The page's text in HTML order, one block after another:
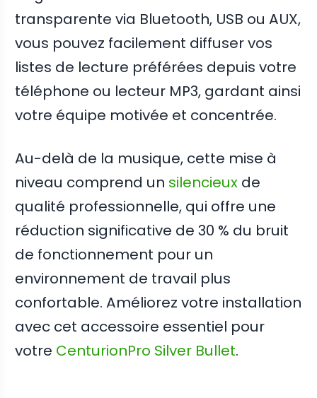
transparente via Bluetooth, USB ou AUX,
vous pouvez facilement diffuser vos
listes de lecture préférées depuis votre
téléphone ou lecteur MP3, gardant ainsi
votre équipe motivée et concentrée.
Au-delà de la musique, cette mise à
niveau comprend un silencieux de
qualité professionnelle, qui offre une
réduction significative de 30 % du bruit
de fonctionnement pour un
environnement de travail plus
confortable. Améliorez votre installation
avec cet accessoire essentiel pour
votre CenturionPro Silver Bullet.